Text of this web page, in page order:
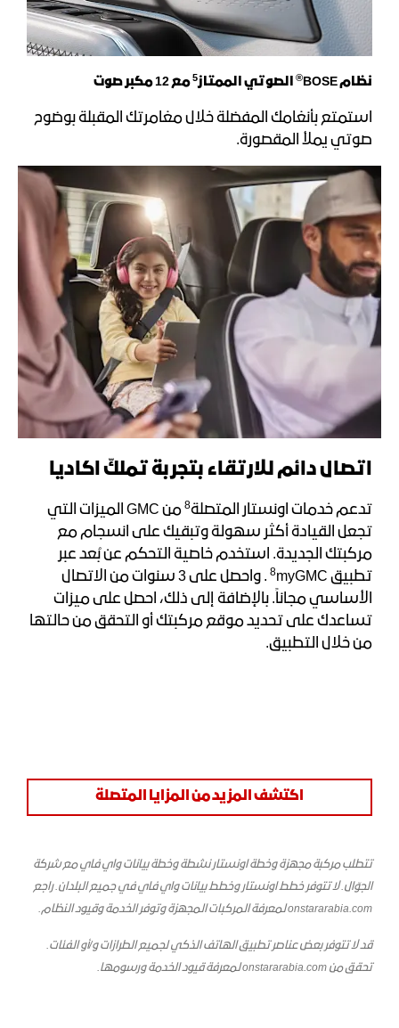
نظام BOSE ®الصوتي الممتاز5مع 12 مكبر صوت
استمتع بأنغامك المفضلة خلال مغامرتك المقبلة بوضوح
صوتي يملأ المقصورة.​
اتصال دائم للارتقاء بتجربة تملكّ اكاديا
تدعم خدمات اونستار المتصلة8
من GMC الميزات التي
تجعل القيادة أكثر سهولة وتبقيك على انسجام مع
مركبتك الجديدة. استخدم خاصية التحكم عن بُعد عبر
تطبيق
8
myGMC . واحصل على 3 سنوات من الاتصال
الأساسي مجاناً. بالإضافة إلى ذلك، احصل على ميزات
تساعدك على تحديد موقع مركبتك أو التحقق من حالتها
من خلال التطبيق.
اكتشف المزيد من المزايا المتصلة
تتطلب مركبة مجهزة وخطة اونستار نشطة وخطة بيانات واي فاي مع شركة
الجوّال. لا تتوفر خطط اونستار وخطط بيانات واي فاي في جميع البلدان. راجع
onstararabia.com لمعرفة المركبات المجهزة وتوفر الخدمة وقيود النظام.
قد لا تتوفر بعض عناصر تطبيق الهاتف الذكي لجميع الطرازات و/أو الفئات.
تحقق من onstararabia.com لمعرفة قيود الخدمة ورسومها.